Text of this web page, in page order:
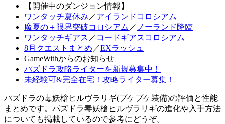
【開催中のダンジョン情報】
ワンタッチ夏休み ／アイランドコロシアム
魔夏の＋限界突破コロシアム ／ ノーランド降臨
ワンタッチギアス ／ コードギアスコロシアム
8月クエストまとめ ／EXラッシュ
GameWithからのお知らせ
パズドラ攻略ライターを新規募集中！
未経験可&完全在宅！攻略ライター募集！
パズドラの毒妖槍ヒルヴラリギ(プケプケ装備)の評価と性能
まとめです。パズドラ毒妖槍ヒルヴラリギの進化や入手方法
についても掲載しているので参考にどうぞ。